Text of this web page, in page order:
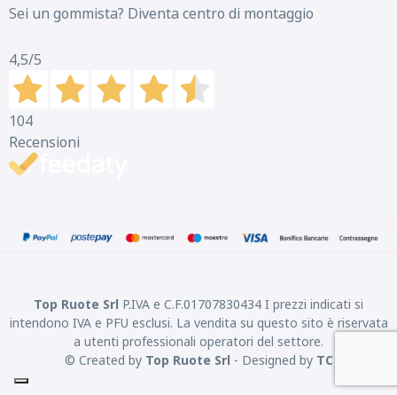
Sei un gommista? Diventa centro di montaggio
4,5/5
104
Recensioni
Top Ruote Srl P.IVA e C.F.01707830434 I prezzi indicati si
intendono IVA e PFU esclusi. La vendita su questo sito è riservata
a utenti professionali operatori del settore.
© Created by Top Ruote Srl - Designed by TC